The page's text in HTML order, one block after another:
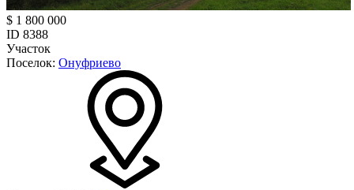
$ 1 800 000
ID 8388
Участок
Поселок: Онуфриево